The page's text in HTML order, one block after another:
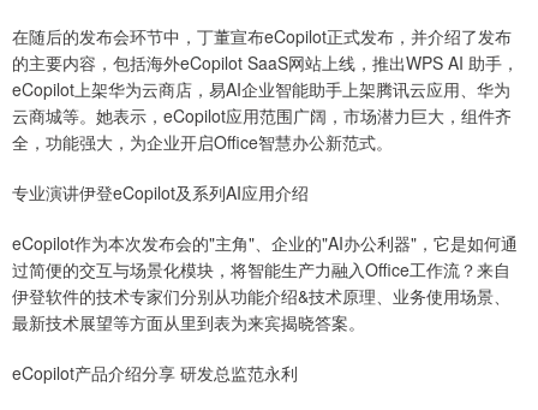
在随后的发布会环节中，丁董宣布eCopilot正式发布，并介绍了发布
的主要内容，包括海外eCopilot SaaS网站上线，推出WPS AI 助手，
eCopilot上架华为云商店，易AI企业智能助手上架腾讯云应用、华为
云商城等。她表示，eCopilot应用范围广阔，市场潜力巨大，组件齐
全，功能强大，为企业开启Office智慧办公新范式。
专业演讲伊登eCopilot及系列AI应用介绍
eCopilot作为本次发布会的"主角"、企业的"AI办公利器"，它是如何通
过简便的交互与场景化模块，将智能生产力融入Office工作流？来自
伊登软件的技术专家们分别从功能介绍&技术原理、业务使用场景、
最新技术展望等方面从里到表为来宾揭晓答案。
eCopilot产品介绍分享 研发总监范永利